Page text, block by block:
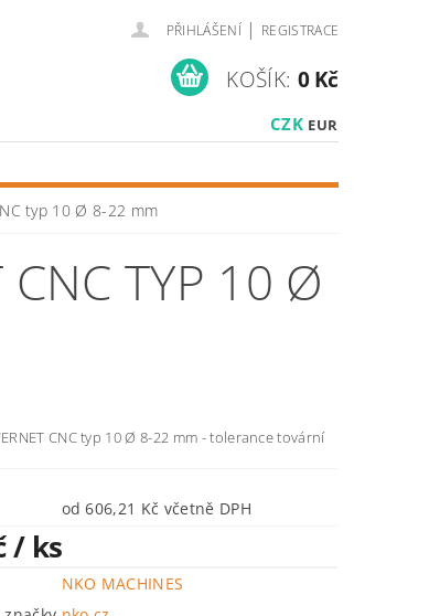
PŘIHLÁŠENÍ | REGISTRACE
CZK EUR
KOŠÍK: 0 Kč
typ 10 Ø 8-22 mm
CNC TYP 10 Ø
CNC typ 10 Ø 8-22 mm - tolerance tovární
od 606,21 Kč včetně DPH
/ ks
NKO MACHINES